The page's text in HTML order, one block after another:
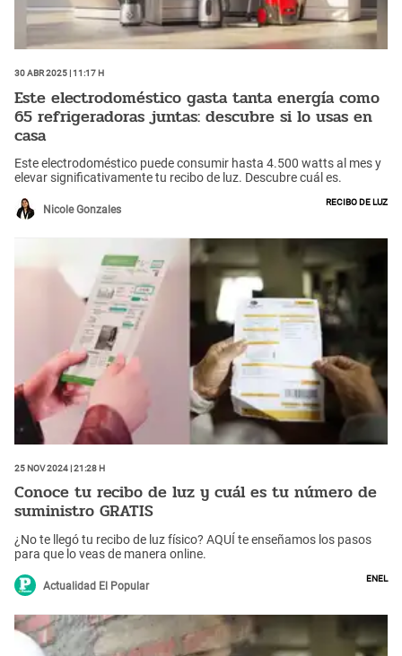
30 Abr 2025 | 11:17 h
Este electrodoméstico gasta tanta energía como
65 refrigeradoras juntas: descubre si lo usas en
casa
Este electrodoméstico puede consumir hasta 4.500 watts al mes y
elevar significativamente tu recibo de luz. Descubre cuál es.
Nicole Gonzales
Recibo de luz
25 Nov 2024 | 21:28 h
Conoce tu recibo de luz y cuál es tu número de
suministro GRATIS
¿No te llegó tu recibo de luz físico? AQUÍ te enseñamos los pasos
para que lo veas de manera online.
Actualidad El Popular
Enel